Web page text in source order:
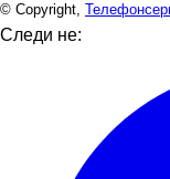
© Copyright,
Следи не: